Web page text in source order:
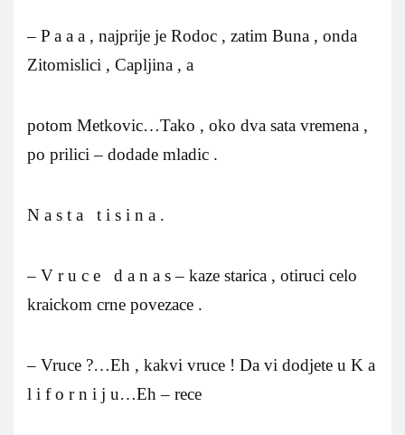
– P a a a , najprije je Rodoc , zatim Buna , onda
Zitomislici , Capljina , a
potom Metkovic…Tako , oko dva sata vremena ,
po prilici – dodade mladic .
N a s t a t i s i n a .
– V r u c e d a n a s – kaze starica , otiruci celo
kraickom crne povezace .
– Vruce ?…Eh , kakvi vruce ! Da vi dodjete u K a
l i f o r n i j u…Eh – rece